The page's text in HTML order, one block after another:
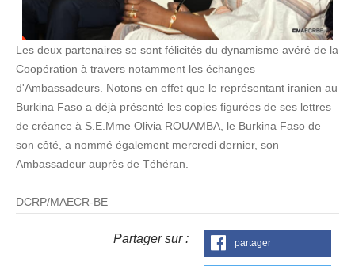
Les deux partenaires se sont félicités du dynamisme avéré de la
Coopération à travers notamment les échanges
d'Ambassadeurs. Notons en effet que le représentant iranien au
Burkina Faso a déjà présenté les copies figurées de ses lettres
de créance à S.E.Mme Olivia ROUAMBA, le Burkina Faso de
son côté, a nommé également mercredi dernier, son
Ambassadeur auprès de Téhéran.
DCRP/MAECR-BE
Partager sur : partager